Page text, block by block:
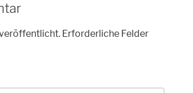
Erforderliche Felder